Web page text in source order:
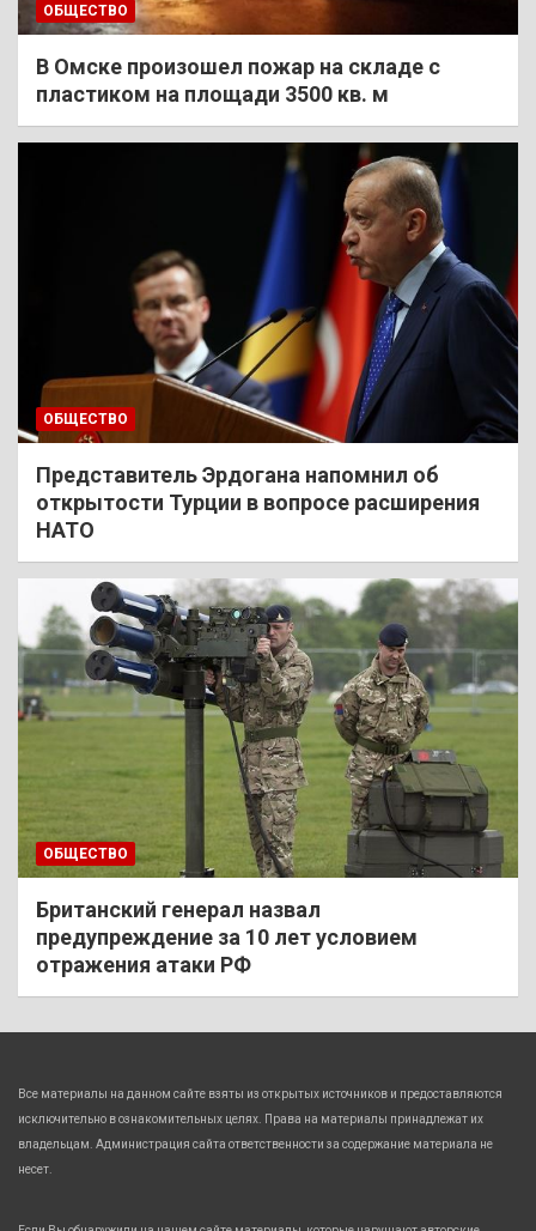
ОБЩЕСТВО
В Омске произошел пожар на складе с
пластиком на площади 3500 кв. м
ОБЩЕСТВО
Представитель Эрдогана напомнил об
открытости Турции в вопросе расширения
НАТО
ОБЩЕСТВО
Британский генерал назвал
предупреждение за 10 лет условием
отражения атаки РФ
Все материалы на данном сайте взяты из открытых источников и предоставляются
исключительно в ознакомительных целях. Права на материалы принадлежат их
владельцам. Администрация сайта ответственности за содержание материала не
несет.